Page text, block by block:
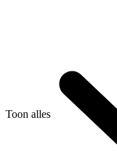
Toon alles